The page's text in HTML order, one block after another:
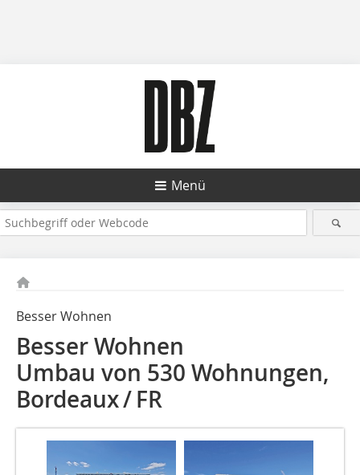
Menü
Besser Wohnen
Besser Wohnen
Umbau von 530 Wohnungen,
Bordeaux / FR